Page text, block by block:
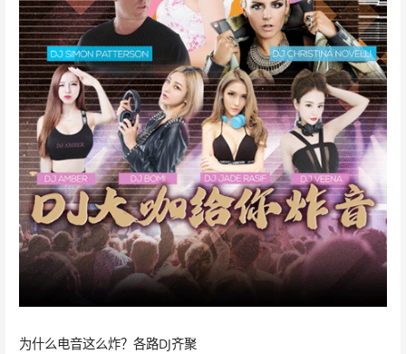
为什么电音这么炸？各路DJ齐聚